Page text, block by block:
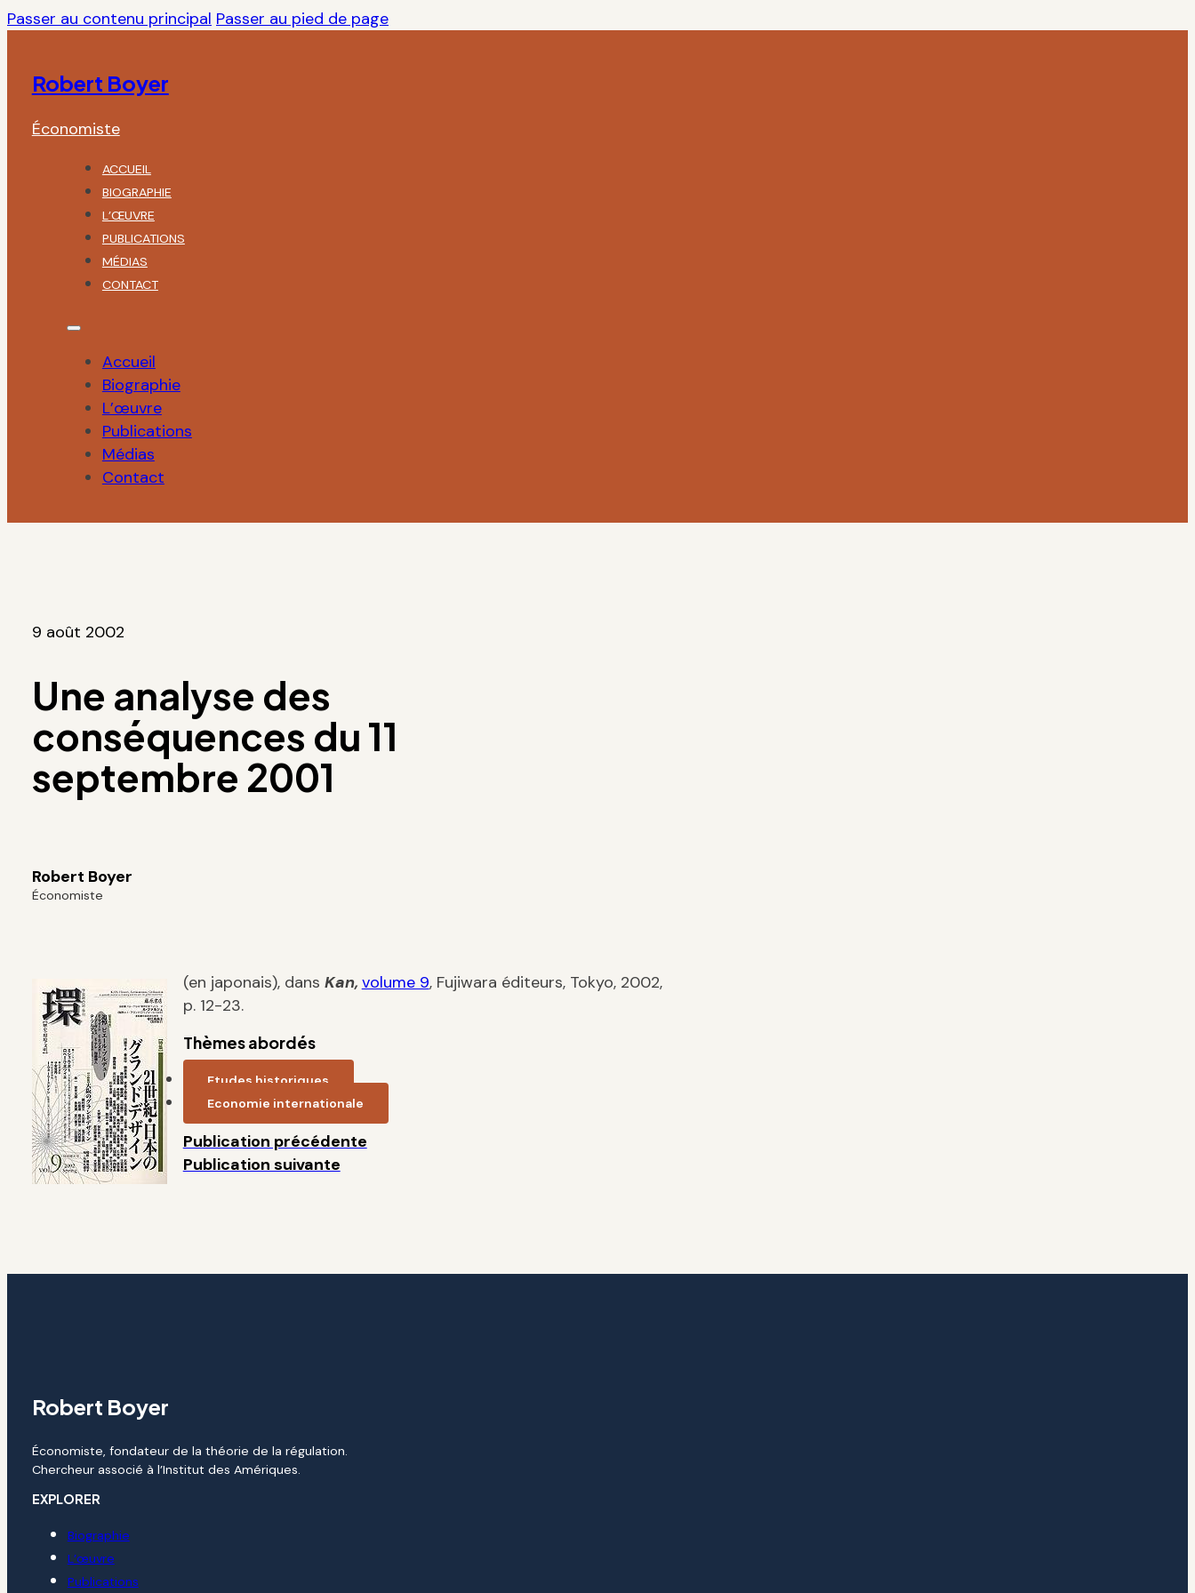
Passer au contenu principal Passer au pied de page
Robert Boyer
Économiste
ACCUEIL
BIOGRAPHIE
L’ŒUVRE
PUBLICATIONS
MÉDIAS
CONTACT
Accueil
Biographie
L’œuvre
Publications
Médias
Contact
9 août 2002
Une analyse des
conséquences du 11
septembre 2001
Robert Boyer
Économiste
(en japonais), dans Kan, volume 9, Fujiwara éditeurs, Tokyo, 2002,
p. 12-23.
Thèmes abordés
Etudes historiques
Economie internationale
Publication précédente
Publication suivante
Robert Boyer
Économiste, fondateur de la théorie de la régulation.
Chercheur associé à l’Institut des Amériques.
EXPLORER
Biographie
L’œuvre
Publications